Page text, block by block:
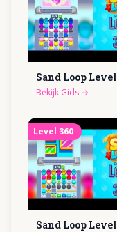
Sand Loop Level
Bekijk Gids →
Level 360
Sand Loop Level